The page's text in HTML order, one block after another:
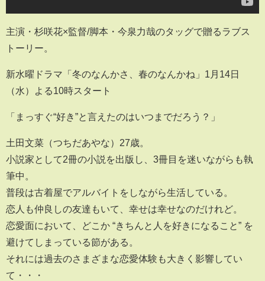
主演・杉咲花×監督/脚本・今泉力哉のタッグで贈るラブス
トーリー。
新水曜ドラマ「冬のなんかさ、春のなんかね」1月14日
（水）よる10時スタート
「まっすぐ“好き”と言えたのはいつまでだろう？」
土田文菜（つちだあやな）27歳。
小説家として2冊の小説を出版し、3冊目を迷いながらも執
筆中。
普段は古着屋でアルバイトをしながら生活している。
恋人も仲良しの友達もいて、幸せは幸せなのだけれど。
恋愛面において、どこか “きちんと人を好きになること” を
避けてしまっている節がある。
それには過去のさまざまな恋愛体験も大きく影響してい
て・・・